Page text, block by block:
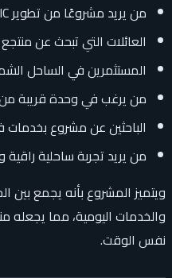
من يريد مشروعًا من تطوير SODIC.
العائلات التي تبحث عن
المستثمرين في الساحل
من يرغب في وحدة قريبة من
الباحثين عن مشروع بخدمات
من يريد تجربة ساحلية
ويتميز المشروع بأنه يجمع بين
والخدمات اليومية، مما يجعله
نفس الوقت.